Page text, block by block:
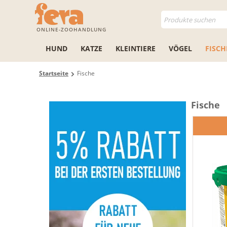
ONLINE-ZOOHANDLUNG
HUND KATZE KLEINTIERE VÖGEL
Startseite Fische
Fische